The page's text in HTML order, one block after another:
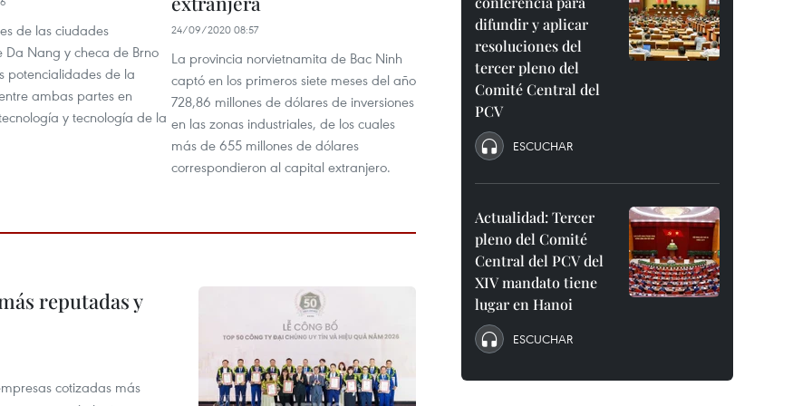
de las ciudades
Da Nang y checa de Brno
potencialidades de la
ambas partes en
y tecnología de la
24/09/2020 08:57
La provincia norvietnamita de Bac Ninh
captó en los primeros siete meses del año
728,86 millones de dólares de inversiones
en las zonas industriales, de los cuales
más de 655 millones de dólares
correspondieron al capital extranjero.
reputadas y
cotizadas más
difundir y aplicar
resoluciones del
tercer pleno del
Comité Central del
PCV
ESCUCHAR
Actualidad: Tercer
pleno del Comité
Central del PCV del
XIV mandato tiene
lugar en Hanoi
ESCUCHAR